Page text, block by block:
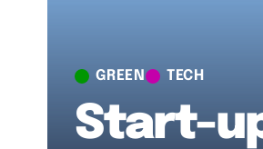
GREEN TECH
Start-